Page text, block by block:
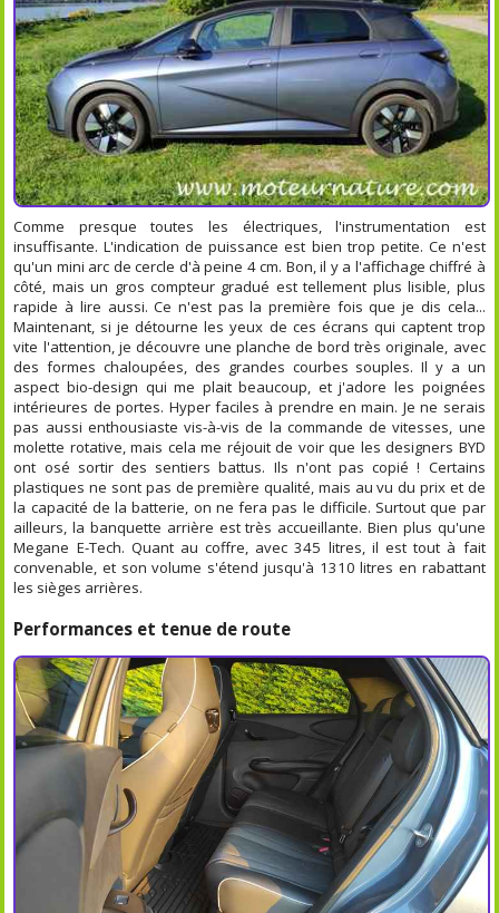
Comme presque toutes les électriques, l'instrumentation est
insuffisante. L'indication de puissance est bien trop petite. Ce n'est
qu'un mini arc de cercle d'à peine 4 cm. Bon, il y a l'affichage chiffré à
côté, mais un gros compteur gradué est tellement plus lisible, plus
rapide à lire aussi. Ce n'est pas la première fois que je dis cela...
Maintenant, si je détourne les yeux de ces écrans qui captent trop
vite l'attention, je découvre une planche de bord très originale, avec
des formes chaloupées, des grandes courbes souples. Il y a un
aspect bio-design qui me plait beaucoup, et j'adore les poignées
intérieures de portes. Hyper faciles à prendre en main. Je ne serais
pas aussi enthousiaste vis-à-vis de la commande de vitesses, une
molette rotative, mais cela me réjouit de voir que les designers BYD
ont osé sortir des sentiers battus. Ils n'ont pas copié ! Certains
plastiques ne sont pas de première qualité, mais au vu du prix et de
la capacité de la batterie, on ne fera pas le difficile. Surtout que par
ailleurs, la banquette arrière est très accueillante. Bien plus qu'une
Megane E-Tech. Quant au coffre, avec 345 litres, il est tout à fait
convenable, et son volume s'étend jusqu'à 1310 litres en rabattant
les sièges arrières.
Performances et tenue de route